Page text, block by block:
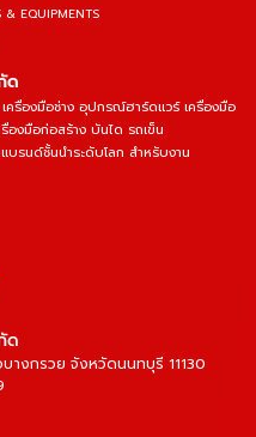
& EQUIPMENTS
ด
ครื่องมือช่าง อุปกรณ์ฮาร์ดแวร์ เครื่องมือ
องมือก่อสร้าง บันได รถเข็น
บรนด์ชั้นนำระดับโลก สำหรับงาน
ด
งกรวย จังหวัดนนทบุรี 11130